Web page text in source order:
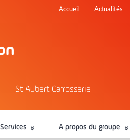
auAccueil Actualités
St-Aubert Carrosserie
Services A propos du groupe